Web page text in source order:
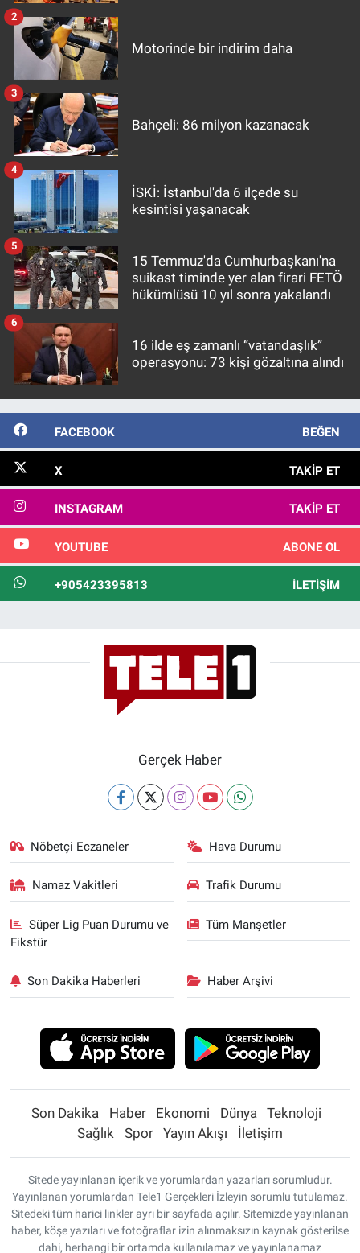
Motorinde bir indirim daha
2
Bahçeli: 86 milyon kazanacak
3
İSKİ: İstanbul'da 6 ilçede su
kesintisi yaşanacak
4
15 Temmuz'da Cumhurbaşkanı'na
suikast timinde yer alan firari FETÖ
hükümlüsü 10 yıl sonra yakalandı
5
16 ilde eş zamanlı “vatandaşlık”
operasyonu: 73 kişi gözaltına alındı
6
FACEBOOK BEĞEN
X TAKIP ET
INSTAGRAM TAKIP ET
YOUTUBE ABONE OL
+905423395813 İLETIŞIM
Gerçek Haber
Nöbetçi Eczaneler Hava Durumu
Namaz Vakitleri Trafik Durumu
Süper Lig Puan Durumu ve
Fikstür
Tüm Manşetler
Son Dakika Haberleri Haber Arşivi
Son Dakika Haber Ekonomi Dünya
Teknoloji
Sağlık
Spor Yayın Akışı İletişim
Sitede yayınlanan içerik ve yorumlardan yazarları sorumludur.
Yayınlanan yorumlardan Tele1 Gerçekleri İzleyin sorumlu tutulamaz.
Sitedeki tüm harici linkler ayrı bir sayfada açılır. Sitemizde yayınlanan
haber, köşe yazıları ve fotoğraflar izin alınmaksızın kaynak gösterilse
dahi, herhangi bir ortamda kullanılamaz ve yayınlanamaz